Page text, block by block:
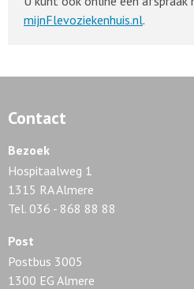
mijnFlevoziekenhuis.nl.
Contact
Bezoek
Hospitaalweg 1
1315 RA Almere
Tel. 036 - 868 88 88
Post
Postbus 3005
1300 EG Almere